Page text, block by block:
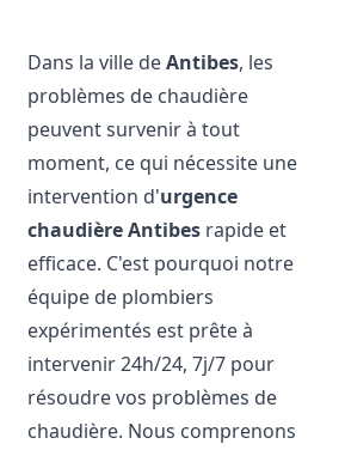
Dans la ville deAntibes, les
problèmes de chaudière
peuvent survenir à tout
moment, ce qui nécessite une
intervention d'urgence
chaudièreAntibes rapide et
efficace. C'est pourquoi notre
équipe de plombiers
expérimentés est prête à
intervenir 24h/24, 7j/7 pour
résoudre vos problèmes de
chaudière. Nous comprenons